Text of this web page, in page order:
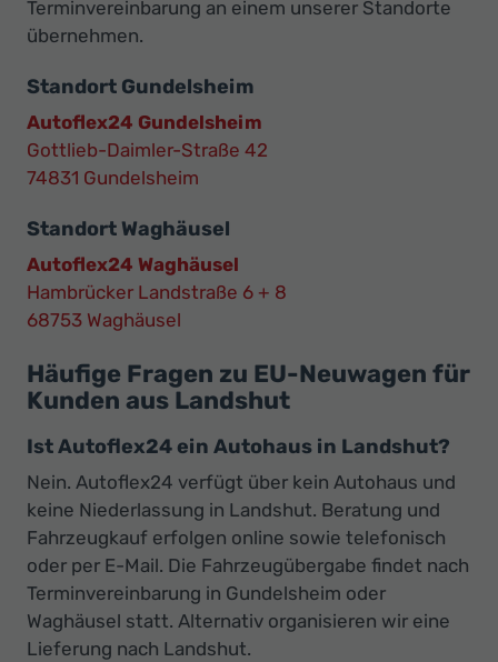
Terminvereinbarung an einem unserer Standorte
übernehmen.
Standort Gundelsheim
Autoflex24 Gundelsheim
Gottlieb-Daimler-Straße 42
74831 Gundelsheim
Standort Waghäusel
Autoflex24 Waghäusel
Hambrücker Landstraße 6 + 8
68753 Waghäusel
Häufige Fragen zu EU-Neuwagen für
Kunden aus Landshut
Ist Autoflex24 ein Autohaus in Landshut?
Nein. Autoflex24 verfügt über kein Autohaus und
keine Niederlassung in Landshut. Beratung und
Fahrzeugkauf erfolgen online sowie telefonisch
oder per E-Mail. Die Fahrzeugübergabe findet nach
Terminvereinbarung in Gundelsheim oder
Waghäusel statt. Alternativ organisieren wir eine
Lieferung nach Landshut.